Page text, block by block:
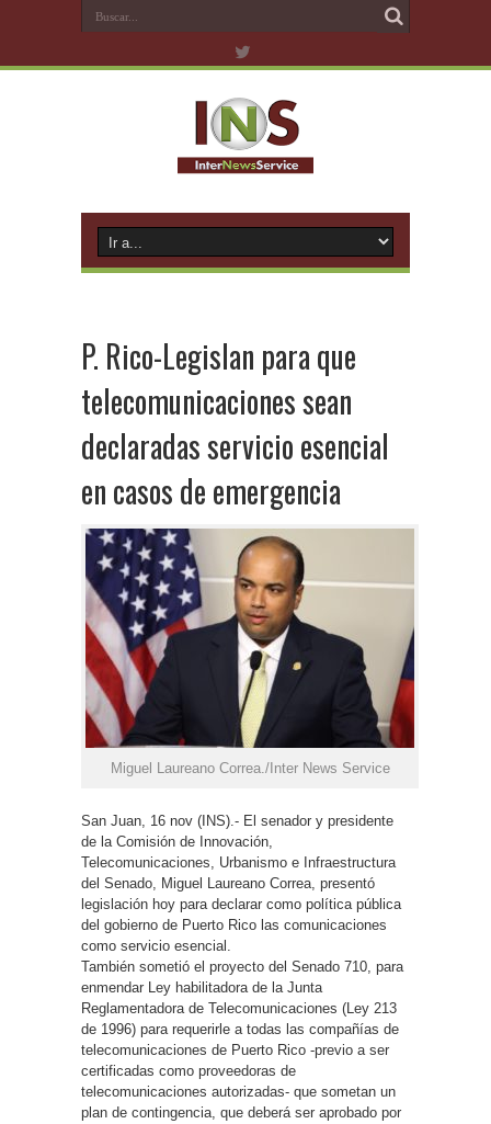
P. Rico-Legislan para que
telecomunicaciones sean
declaradas servicio esencial
en casos de emergencia
Miguel Laureano Correa./Inter News Service
San Juan, 16 nov (INS).- El senador y presidente
de la Comisión de Innovación,
Telecomunicaciones, Urbanismo e Infraestructura
del Senado, Miguel Laureano Correa, presentó
legislación hoy para declarar como política pública
del gobierno de Puerto Rico las comunicaciones
como servicio esencial.
También sometió el proyecto del Senado 710, para
enmendar Ley habilitadora de la Junta
Reglamentadora de Telecomunicaciones (Ley 213
de 1996) para requerirle a todas las compañías de
telecomunicaciones de Puerto Rico -previo a ser
certificadas como proveedoras de
telecomunicaciones autorizadas- que sometan un
plan de contingencia, que deberá ser aprobado por